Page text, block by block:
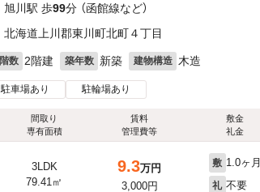
旭川駅 歩99分 （函館線など）
北海道上川郡東川町北町４丁目
数 2階建 築年数 新築 建物構造 木造
駐車場あり 駐輪場あり
間取り
専有面積
賃料
管理費等
敷金
礼金
3LDK
79.41㎡
9.3万円
3,000円
敷 1.0ヶ月
礼 不要